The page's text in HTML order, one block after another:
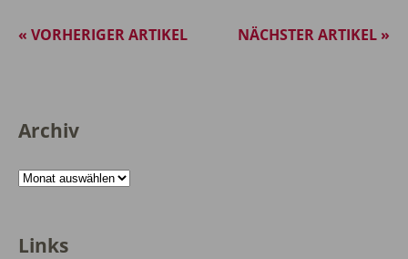
NÄCHSTER ARTIKEL »
« VORHERIGER ARTIKEL
Archiv
Archiv
Links